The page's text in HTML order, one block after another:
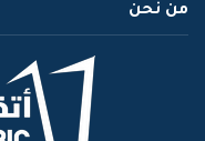
من نحن